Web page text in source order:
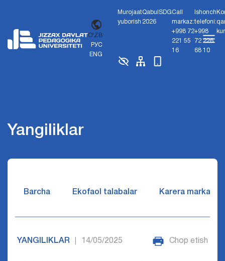
O'ZB
РУС
ENG
Murojaat
yuborish
Qabul
2026
SDGCall
markaz:
+998 72
221 55
16
Ishonch
telefoni:
+998
72 226
68 10
Yangiliklar
Barcha Ekofaol talabalar Karera markazi
YANGILIKLAR 14/05/2025 Chop etish